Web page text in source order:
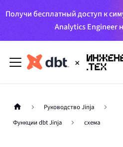
Получи бесплатный доступ к
Analytics Engineer
Руководство Jinja
Функции dbt Jinja
схема